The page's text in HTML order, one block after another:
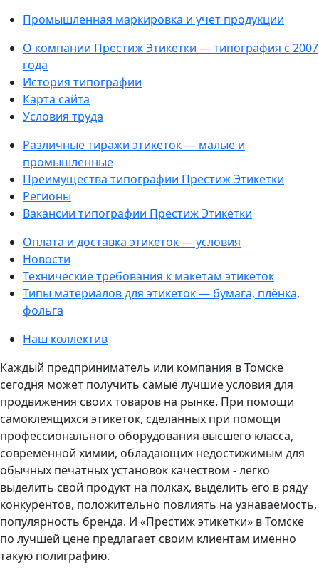
Промышленная маркировка и учет продукции
О компании Престиж Этикетки — типография с 2007
года
История типографии
Карта сайта
Условия труда
Различные тиражи этикеток — малые и
промышленные
Преимущества типографии Престиж Этикетки
Регионы
Вакансии типографии Престиж Этикетки
Оплата и доставка этикеток — условия
Новости
Технические требования к макетам этикеток
Типы материалов для этикеток — бумага, плёнка,
фольга
Наш коллектив
Каждый предприниматель или компания в Томске
сегодня может получить самые лучшие условия для
продвижения своих товаров на рынке. При помощи
самоклеящихся этикеток, сделанных при помощи
профессионального оборудования высшего класса,
современной химии, обладающих недостижимым для
обычных печатных установок качеством - легко
выделить свой продукт на полках, выделить его в ряду
конкурентов, положительно повлиять на узнаваемость,
популярность бренда. И «Престиж этикетки» в Томске
по лучшей цене предлагает своим клиентам именно
такую полиграфию.